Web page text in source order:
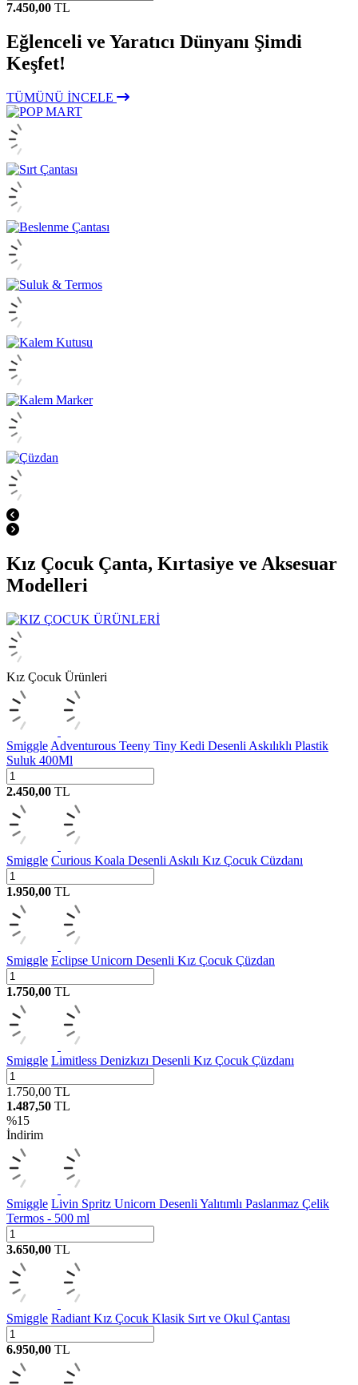
7.450,00 TL
Eğlenceli ve Yaratıcı Dünyanı Şimdi
Keşfet!
TÜMÜNÜ İNCELE
Kız Çocuk Çanta, Kırtasiye ve Aksesuar
Modelleri
Kız Çocuk Ürünleri
Smiggle Adventurous Teeny Tiny Kedi Desenli Askılıklı Plastik
Suluk 400Ml
2.450,00 TL
Smiggle Curious Koala Desenli Askılı Kız Çocuk Cüzdanı
1.950,00 TL
Smiggle Eclipse Unicorn Desenli Kız Çocuk Çüzdan
1.750,00 TL
Smiggle Limitless Denizkızı Desenli Kız Çocuk Çüzdanı
1.750,00 TL
1.487,50 TL
%15
İndirim
Smiggle Livin Spritz Unicorn Desenli Yalıtımlı Paslanmaz Çelik
Termos - 500 ml
3.650,00 TL
Smiggle Radiant Kız Çocuk Klasik Sırt ve Okul Çantası
6.950,00 TL